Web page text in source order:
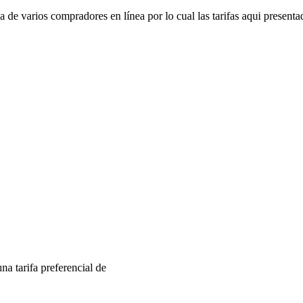
varios compradores en línea por lo cual las tarifas aqui
tarifa preferencial de